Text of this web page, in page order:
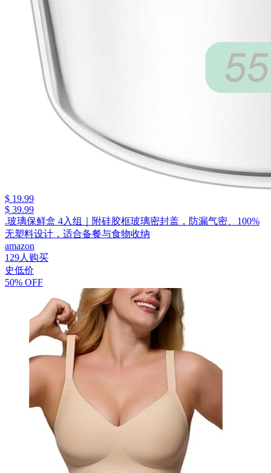
$ 19.99
$ 39.99
.玻璃保鲜盒 4入组｜附硅胶框玻璃密封盖，防漏气密、100%
无塑料设计，适合备餐与食物收纳
amazon
129人购买
史低价
50% OFF